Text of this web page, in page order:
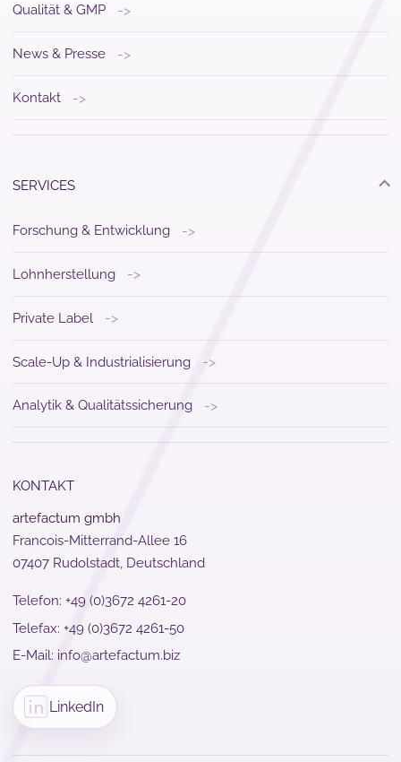
Qualität & GMP ->
News & Presse ->
Kontakt ->
SERVICES
Forschung & Entwicklung ->
Lohnherstellung ->
Private Label ->
Scale-Up & Industrialisierung ->
Analytik & Qualitätssicherung ->
KONTAKT
artefactum gmbh
Francois-Mitterrand-Allee 16
07407 Rudolstadt, Deutschland
Telefon: +49 (0)3672 4261-20
Telefax: +49 (0)3672 4261-50
E-Mail: info@artefactum.biz
LinkedIn